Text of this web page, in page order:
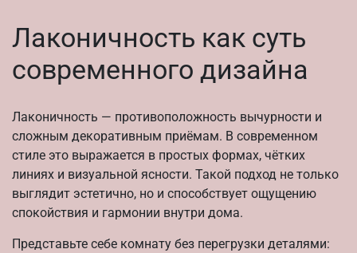
Лаконичность как суть
современного дизайна
Лаконичность — противоположность вычурности и
сложным декоративным приёмам. В современном
стиле это выражается в простых формах, чётких
линиях и визуальной ясности. Такой подход не только
выглядит эстетично, но и способствует ощущению
спокойствия и гармонии внутри дома.
Представьте себе комнату без перегрузки деталями: